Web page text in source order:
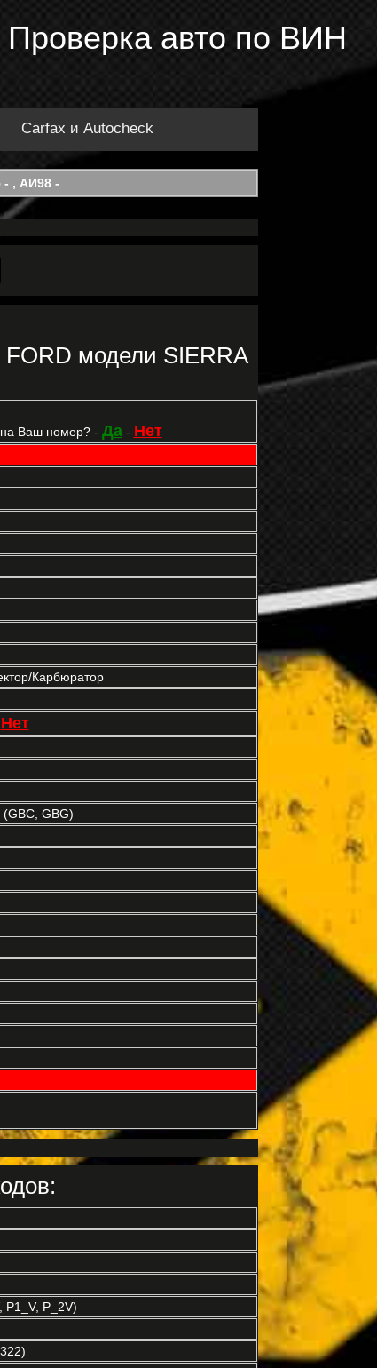
Проверка авто по ВИН
Carfax и Autocheck
- , АИ98 -
модели SIERRA
Ваш номер? - Да- Нет
Карбюратор
Нет
(GBC, GBG)
P1_V, P_2V)